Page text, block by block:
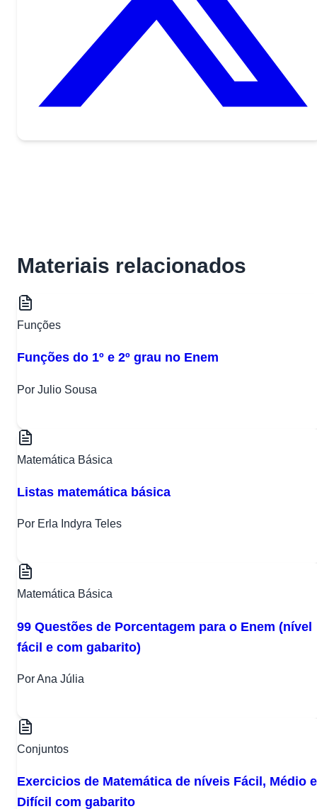
Materiais relacionados
Funções
Funções do 1º e 2º grau no Enem
Por Julio Sousa
Matemática Básica
Listas matemática básica
Por Erla Indyra Teles
Matemática Básica
99 Questões de Porcentagem para o Enem (nível
fácil e com gabarito)
Por Ana Júlia
Conjuntos
Exercicios de Matemática de níveis Fácil, Médio e
Difícil com gabarito